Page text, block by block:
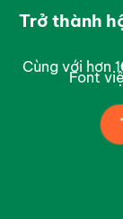
Trở thành
Cùng với hơn 1
Font